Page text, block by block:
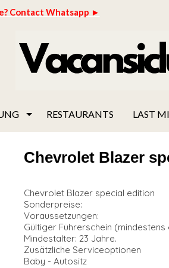
Contact Whatsapp ►
RESTAURANTS LAST
Chevrolet Blazer
Chevrolet Blazer special edition
Sonderpreise:
Voraussetzungen:
Gültiger Führerschein (mindestens
Mindestalter: 23 Jahre.
Zusätzliche Serviceoptionen
Baby - Autositz